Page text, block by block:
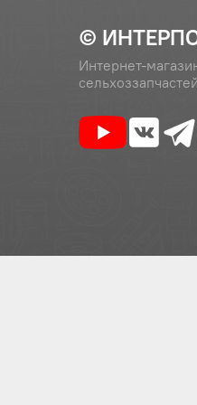
©
Интернет-
сельхоззапчастей